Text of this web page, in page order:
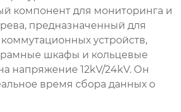
компонент для мониторинга и
предназначенный для
устройств,
шкафы и кольцевые
напряжение 12kV/24kV. Он
время сбора данных о